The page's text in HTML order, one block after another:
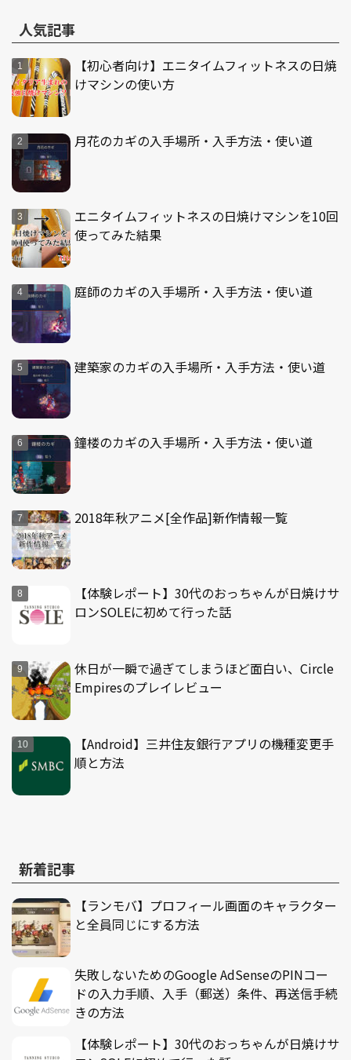
人気記事
【初心者向け】エニタイムフィットネスの日焼
けマシンの使い方
月花のカギの入手場所・入手方法・使い道
エニタイムフィットネスの日焼けマシンを10回
使ってみた結果
庭師のカギの入手場所・入手方法・使い道
建築家のカギの入手場所・入手方法・使い道
鐘楼のカギの入手場所・入手方法・使い道
2018年秋アニメ[全作品]新作情報一覧
【体験レポート】30代のおっちゃんが日焼けサ
ロンSOLEに初めて行った話
休日が一瞬で過ぎてしまうほど面白い、Circle
Empiresのプレイレビュー
【Android】三井住友銀行アプリの機種変更手
順と方法
新着記事
【ランモバ】プロフィール画面のキャラクター
と全員同じにする方法
失敗しないためのGoogle AdSenseのPINコー
ドの入力手順、入手（郵送）条件、再送信手続
きの方法
【体験レポート】30代のおっちゃんが日焼けサ